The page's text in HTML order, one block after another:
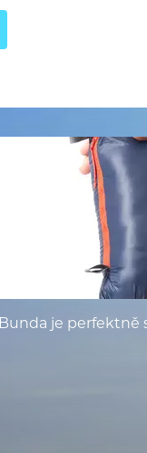
Bunda je perfektně